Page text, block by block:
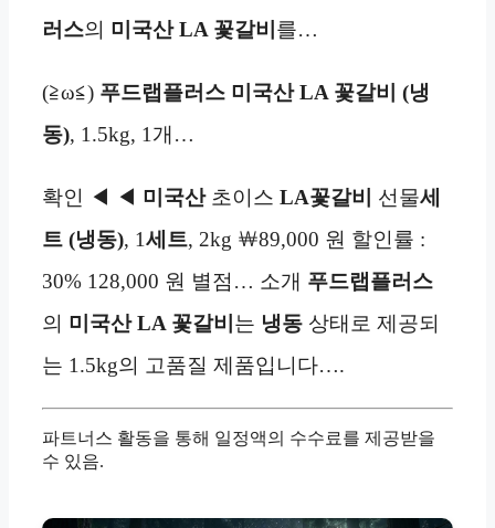
러스의 미국산 LA 꽃갈비 를…
(≧ω≦) 푸드랩플러스 미국산 LA 꽃갈비
(냉
동), 1.5kg, 1개…
확인 ◀ ◀ 미국산초이스 LA꽃갈비 선물세
트 (냉동), 1세트, 2kg ￦89,000 원 할인률 :
30% 128,000 원 별점… 소개 푸드랩플러스
의 미국산 LA 꽃갈비 는 냉동 상태로 제공되
는 1.5kg의 고품질 제품입니다….
파트너스 활동을 통해 일정액의 수수료를 제공받을
수 있음.